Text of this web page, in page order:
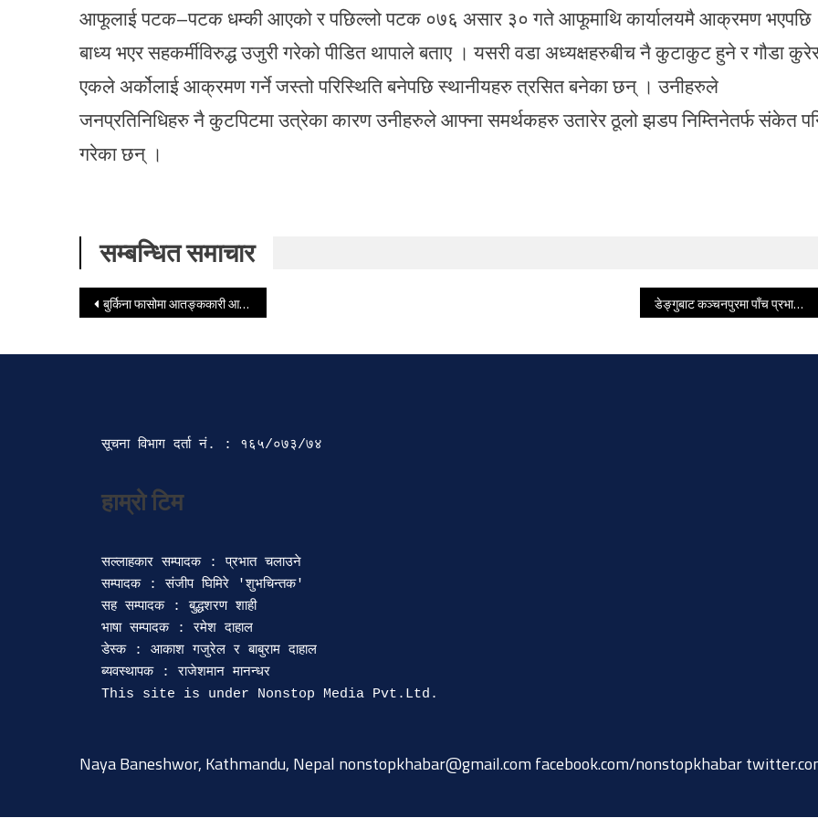
आफूलाई पटक–पटक धम्की आएको र पछिल्लो पटक ०७६ असार ३० गते आफूमाथि कार्यालयमै आक्रमण भएपछि
बाध्य भएर सहकर्मीविरुद्ध उजुरी गरेको पीडित थापाले बताए । यसरी वडा अध्यक्षहरुबीच नै कुटाकुट हुने र गौडा
एकले अर्कोलाई आक्रमण गर्ने जस्तो परिस्थिति बनेपछि स्थानीयहरु त्रसित बनेका छन् । उनीहरुले
जनप्रतिनिधिहरु नै कुटपिटमा उत्रेका कारण उनीहरुले आफ्ना समर्थकहरु उतारेर ठूलो झडप निम्तिनेतर्फ संकेत
गरेका छन् ।
सम्बन्धित समाचार
Post navigation
बुर्किना फासोमा आतङ्ककारी आक्रमण, २९ जनाको मृत्यु डेङ्गुबाट कञ्चनपुरमा पाँच प्रभावित
सूचना विभाग दर्ता‍ नं. : १६५/०७३/७४
हाम्रो टिम
सल्लाहकार सम्पादक : प्रभात चलाउने
सम्पादक : संजीप घिमिरे 'शुभचिन्तक'
सह सम्पादक : बुद्धशरण शाही
भाषा सम्पादक : रमेश दाहाल
डेस्क : आकाश गजुरेल र बाबुराम दाहाल
ब्यवस्थापक : राजेशमान मानन्धर
Naya Baneshwor, Kathmandu, Nepal nonstopkhabar@gmail.com facebook.com/nonstopkhabar